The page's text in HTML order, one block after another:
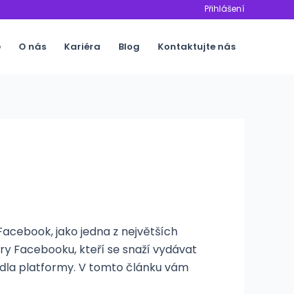
Přihlášení
O nás Kariéra Blog Kontaktujte nás
jako jedna z největších
Facebooku, kteří se snaží vydávat
platformy. V tomto článku vám